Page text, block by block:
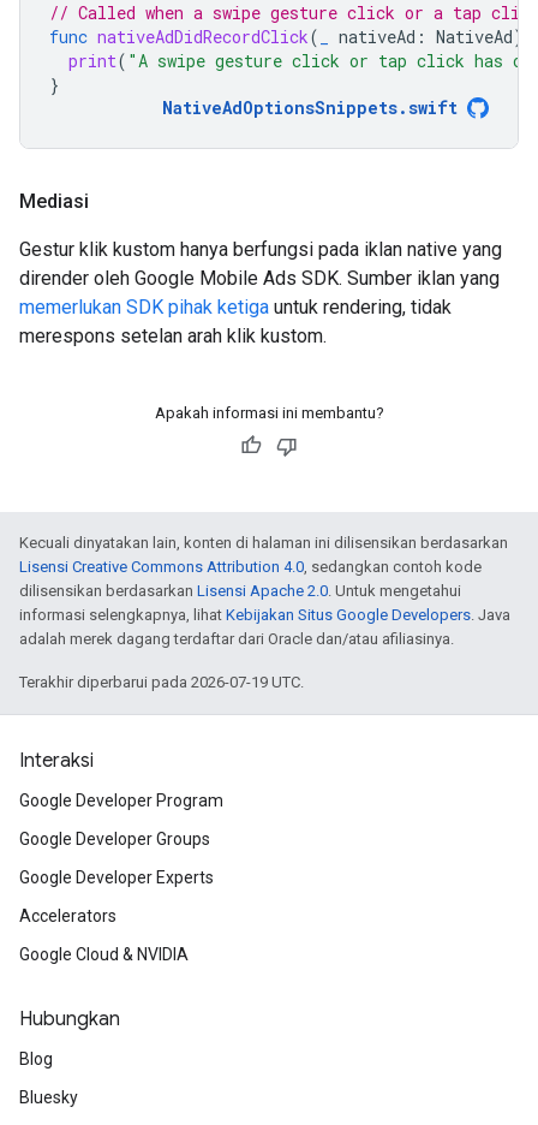
// Called when a swipe gesture click or a tap
func nativeAdDidRecordClick( nativeAd : NativeAd)
print( "A swipe gesture click or tap click has
}
NativeAdOptionsSnippets.swift
Mediasi
Gestur klik kustom hanya berfungsi pada iklan native yang
dirender oleh Google Mobile Ads SDK. Sumber iklan yang
memerlukan SDK pihak ketiga untuk rendering, tidak
merespons setelan arah klik kustom.
Apakah informasi ini membantu?
Kecuali dinyatakan lain, konten di halaman ini dilisensikan berdasarkan
Lisensi Creative Commons Attribution 4.0, sedangkan contoh kode
dilisensikan berdasarkan Lisensi Apache 2.0. Untuk mengetahui
informasi selengkapnya, lihat Kebijakan Situs Google Developers. Java
adalah merek dagang terdaftar dari Oracle dan/atau afiliasinya.
Terakhir diperbarui pada 2026-07-19 UTC.
Interaksi
Google Developer Program
Google Developer Groups
Google Developer Experts
Accelerators
Google Cloud & NVIDIA
Hubungkan
Blog
Bluesky